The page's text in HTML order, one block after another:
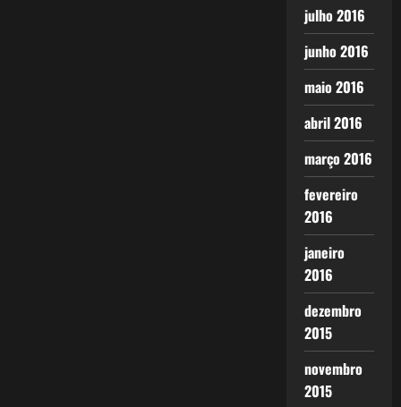
julho 2016
junho 2016
maio 2016
abril 2016
março 2016
fevereiro
2016
janeiro
2016
dezembro
2015
novembro
2015